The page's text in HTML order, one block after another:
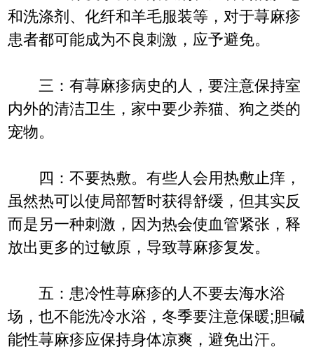
和洗涤剂、化纤和羊毛服装等，对于荨麻疹
患者都可能成为不良刺激，应予避免。
三：有荨麻疹病史的人，要注意保持室
内外的清洁卫生，家中要少养猫、狗之类的
宠物。
四：不要热敷。有些人会用热敷止痒，
虽然热可以使局部暂时获得舒缓，但其实反
而是另一种刺激，因为热会使血管紧张，释
放出更多的过敏原，导致荨麻疹复发。
五：患冷性荨麻疹的人不要去海水浴
场，也不能洗冷水浴，冬季要注意保暖;胆碱
能性荨麻疹应保持身体凉爽，避免出汗。